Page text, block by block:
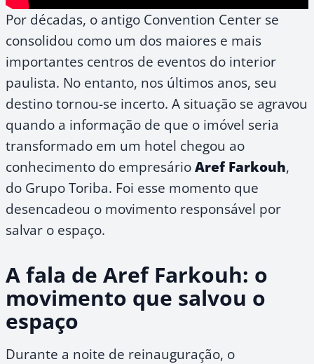
Por décadas, o antigo Convention Center se
consolidou como um dos maiores e mais
importantes centros de eventos do interior
paulista. No entanto, nos últimos anos, seu
destino tornou-se incerto. A situação se agravou
quando a informação de que o imóvel seria
transformado em um hotel chegou ao
conhecimento do empresárioAref Farkouh,
do Grupo Toriba. Foi esse momento que
desencadeou o movimento responsável por
salvar o espaço.
A fala de Aref Farkouh: o
movimento que salvou o
espaço
Durante a noite de reinauguração, o